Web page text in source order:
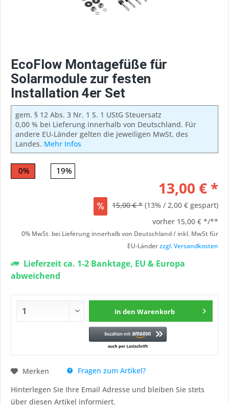
EcoFlow Montagefüße für
Solarmodule zur festen
Installation 4er Set
gem. § 12 Abs. 3 Nr. 1 S. 1 UStG Steuersatz
0,00 % bei Lieferung innerhalb von Deutschland. Für
andere EU-Länder gelten die jeweiligen MwSt. des
Landes. Mehr Infos
0% 19%
13,00 € *
15,00 € * (13% / 2,00 € gespart)
vorher 15,00 € */**
0% MwSt. bei Lieferung innerhalb von Deutschland / inkl. MwSt für
EU-Länderzzgl. Versandkosten
Lieferzeit ca. 1-2 Banktage, EU & Europa
abweichend
In den Warenkorb
Merken
Fragen zum Artikel?
Hinterlegen Sie Ihre Email Adresse und bleiben Sie stets
über diesen Artikel informiert.